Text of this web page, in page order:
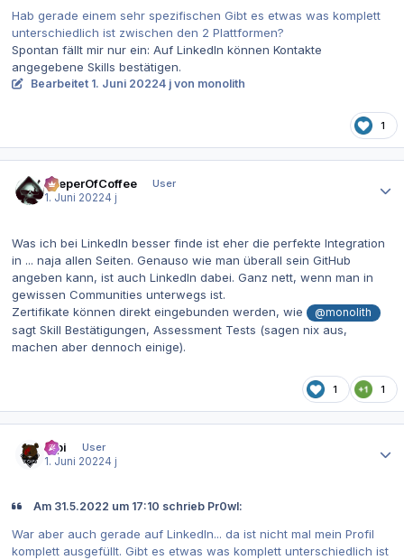
Hab gerade einem sehr spezifischen Gibt es etwas was komplett
unterschiedlich ist zwischen den 2 Plattformen?
Spontan fällt mir nur ein: Auf LinkedIn können Kontakte
angegebene Skills bestätigen.
Bearbeitet 1. Juni 20224 j von monolith
1
KeeperOfCoffee
User
1. Juni 20224 j
Was ich bei LinkedIn besser finde ist eher die perfekte Integration
in ... naja allen Seiten. Genauso wie man überall sein GitHub
angeben kann, ist auch LinkedIn dabei. Ganz nett, wenn man in
gewissen Communities unterwegs ist.
Zertifikate können direkt eingebunden werden, wie
@monolith
sagt Skill Bestätigungen, Assessment Tests (sagen nix aus,
machen aber dennoch einige).
1 1
t0pi
User
1. Juni 20224 j
Am 31.5.2022 um 17:10 schrieb Pr0wl:
War aber auch gerade auf LinkedIn... da ist nicht mal mein Profil
komplett ausgefüllt. Gibt es etwas was komplett unterschiedlich ist